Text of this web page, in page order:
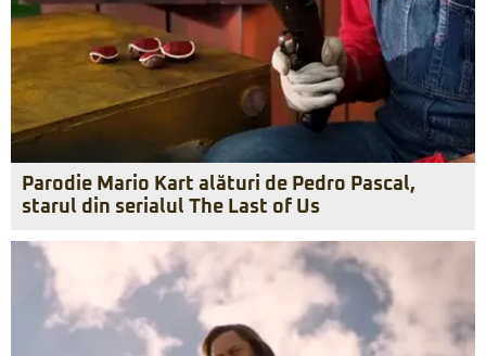
Parodie Mario Kart alături de Pedro Pascal,
starul din serialul The Last of Us